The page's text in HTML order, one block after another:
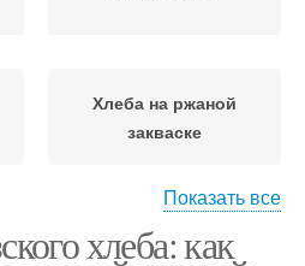
Хлеба на ржаной
закваске
Закваска в
приготовлении
Показать все
хлеба: как